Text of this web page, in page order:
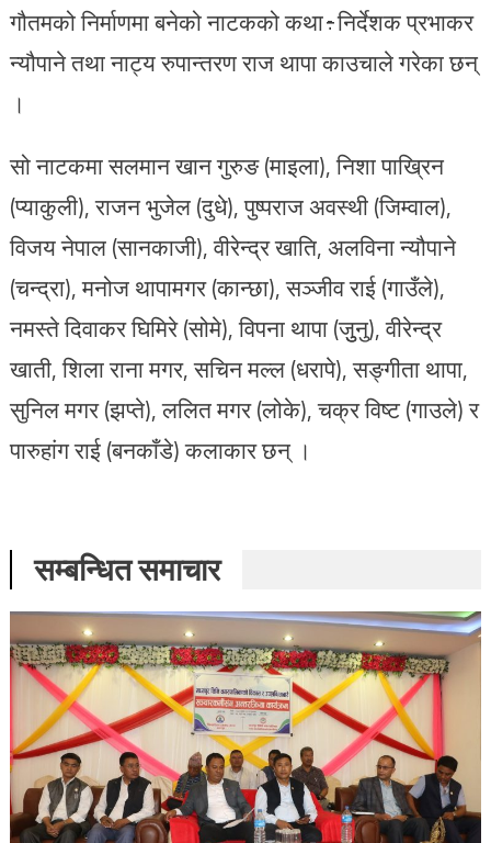
गौतमको निर्माणमा बनेको नाटकको कथा÷निर्देशक प्रभाकर
न्यौपाने तथा नाट्य रुपान्तरण राज थापा काउचाले गरेका छन्
।
सो नाटकमा सलमान खान गुरुङ (माइला), निशा पाख्रिन
(प्याकुली), राजन भुजेल (दुधे), पुष्पराज अवस्थी (जिम्वाल),
विजय नेपाल (सानकाजी), वीरेन्द्र खाति, अलविना न्यौपाने
(चन्द्रा), मनोज थापामगर (कान्छा), सञ्जीव राई (गाउँले),
नमस्ते दिवाकर घिमिरे (सोमे), विपना थापा (जुुनु), वीरेन्द्र
खाती, शिला राना मगर, सचिन मल्ल (धरापे), सङ्गीता थापा,
सुनिल मगर (झप्ते), ललित मगर (लोके), चक्र विष्ट (गाउले) र
पारुहांग राई (बनकाँडे) कलाकार छन् ।
सम्बन्धित समाचार